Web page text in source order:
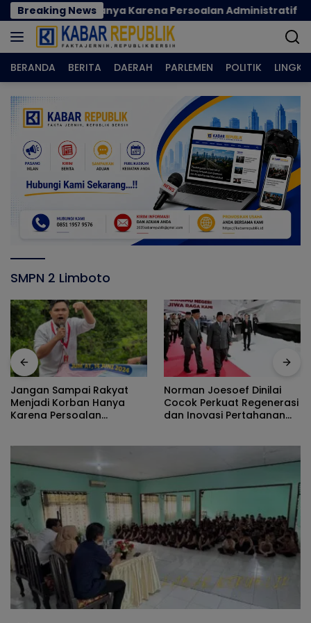
Langsung
ke
konten
Breaking News
Korban Hanya Karena Persoalan Administratif
BERANDA BERITA DAERAH PARLEMEN POLITIK
SMPN 2 Limboto
Rakyat
Hanya
Norman Joesoef Dinilai
Cocok Perkuat Regenerasi
dan Inovasi Pertahanan
Nilai Tukar
Angka
Program